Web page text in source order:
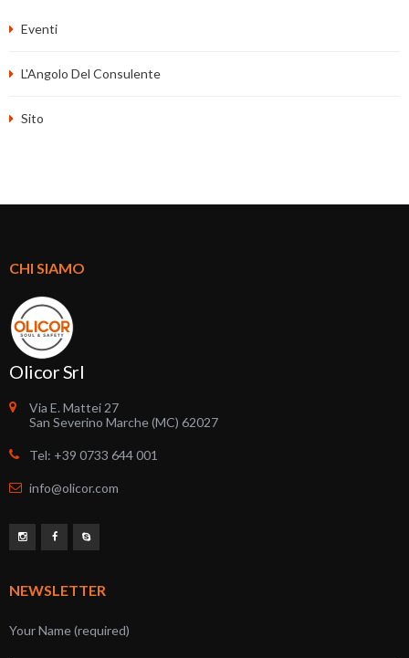
Eventi
L'Angolo Del Consulente
Sito
CHI SIAMO
Olicor Srl
Via E. Mattei 27
San Severino Marche (MC) 62027
Tel: +39 0733 644 001
info@olicor.com
NEWSLETTER
Your Name (required)